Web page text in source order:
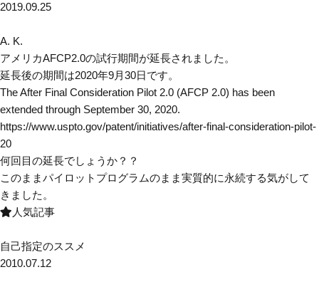
2019.09.25
A. K.
アメリカAFCP2.0の試行期間が延長されました。
延長後の期間は2020年9月30日です。
The After Final Consideration Pilot 2.0 (AFCP 2.0) has been
extended through September 30, 2020.
https://www.uspto.gov/patent/initiatives/after-final-consideration-pilot-
20
何回目の延長でしょうか？？
このままパイロットプログラムのまま実質的に永続する気がして
きました。
人気記事
自己指定のススメ
2010.07.12